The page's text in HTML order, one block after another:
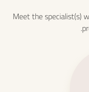
Meet the specialist(s)